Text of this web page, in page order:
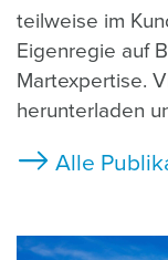
teilweise im
Eigenregie auf
Martexpertise.
herunterladen
Alle